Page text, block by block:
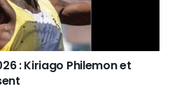
: Kiriago Philemon et